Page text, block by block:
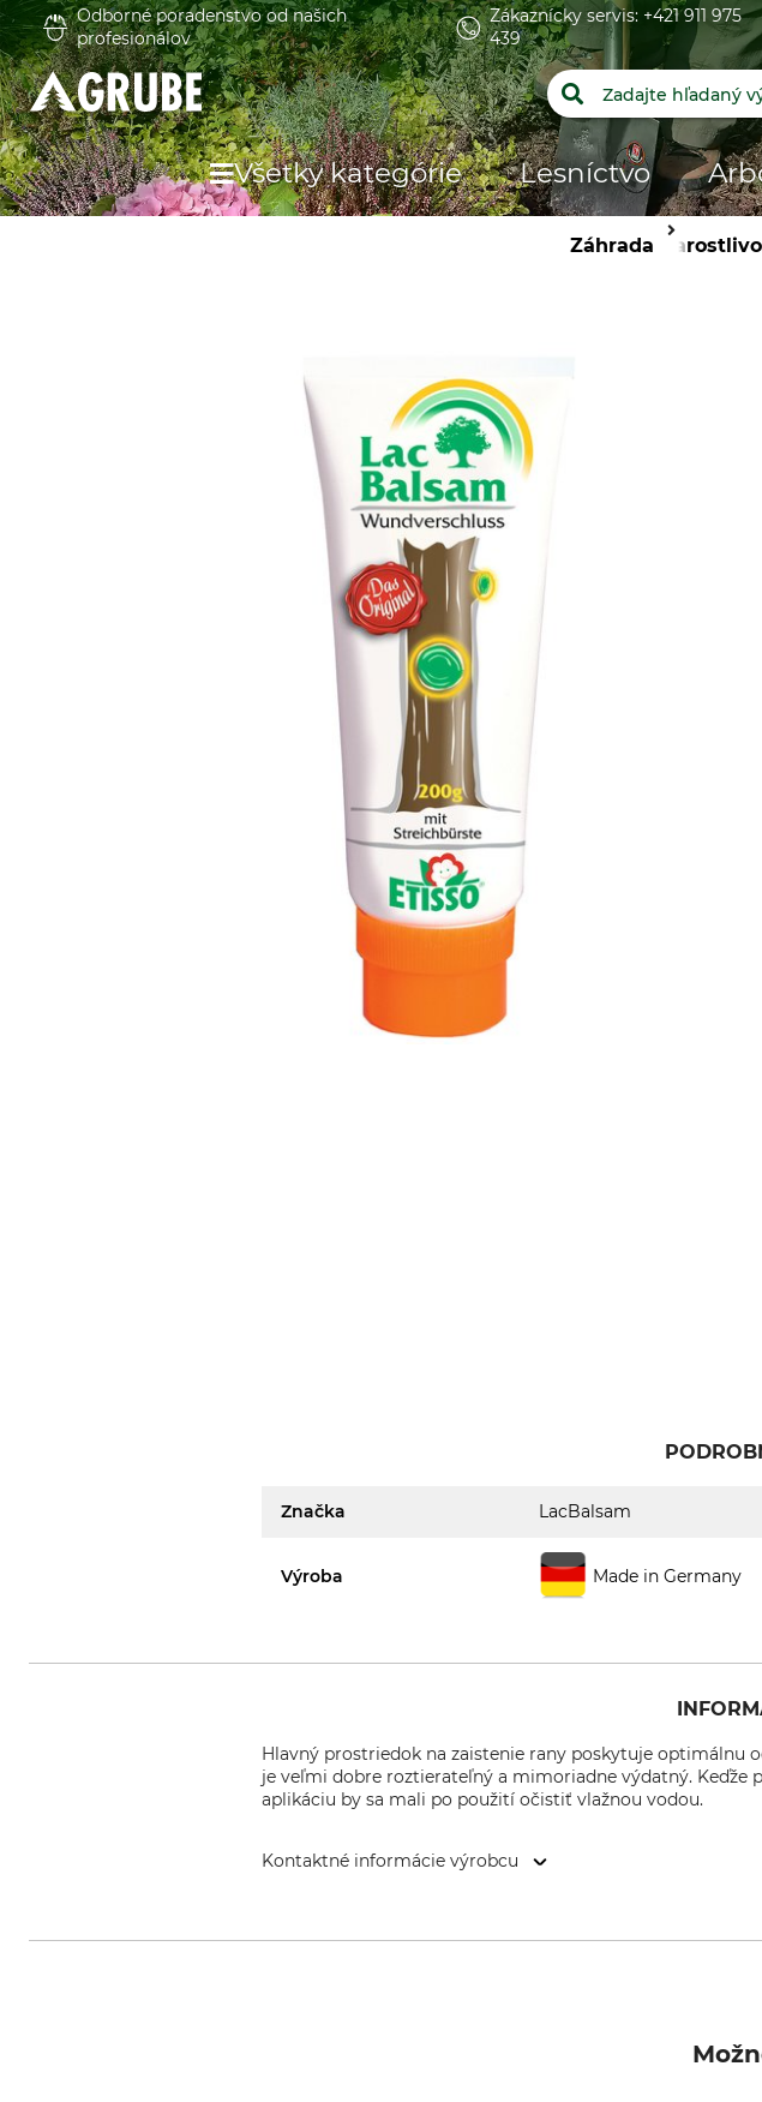
Odborné poradenstvo od našich
profesionálov
Zákaznícky servis: +421 911 975
439
Všetky kategórie Lesníctvo
Záhrada
Značka LacBalsam
Výroba Made in Germany
Hlavný prostriedok na zaistenie rany poskytuje optimálnu
je veľmi dobre roztierateľný a mimoriadne výdatný. Keďže
aplikáciu by sa mali po použití očistiť vlažnou vodou.
Kontaktné informácie výrobcu